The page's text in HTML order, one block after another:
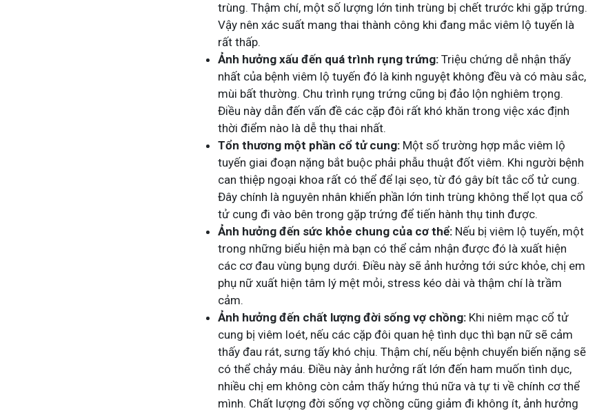
trùng. Thậm chí, một số lượng lớn tinh trùng bị chết trước khi gặp trứng.
Vậy nên xác suất mang thai thành công khi đang mắc viêm lộ tuyến là
rất thấp.
Ảnh hưởng xấu đến quá trình rụng trứng: Triệu chứng dễ nhận thấy
nhất của bệnh viêm lộ tuyến đó là kinh nguyệt không đều và có màu sắc,
mùi bất thường. Chu trình rụng trứng cũng bị đảo lộn nghiêm trọng.
Điều này dẫn đến vấn đề các cặp đôi rất khó khăn trong việc xác định
thời điểm nào là dễ thụ thai nhất.
Tổn thương một phần cổ tử cung: Một số trường hợp mắc viêm lộ
tuyến giai đoạn nặng bắt buộc phải phẫu thuật đốt viêm. Khi người bệnh
can thiệp ngoại khoa rất có thể để lại sẹo, từ đó gây bít tắc cổ tử cung.
Đây chính là nguyên nhân khiến phần lớn tinh trùng không thể lọt qua cổ
tử cung đi vào bên trong gặp trứng để tiến hành thụ tinh được.
Ảnh hưởng đến sức khỏe chung của cơ thể: Nếu bị viêm lộ tuyến, một
trong những biểu hiện mà bạn có thể cảm nhận được đó là xuất hiện
các cơ đau vùng bụng dưới. Điều này sẽ ảnh hưởng tới sức khỏe, chị em
phụ nữ xuất hiện tâm lý mệt mỏi, stress kéo dài và thậm chí là trầm
cảm.
Ảnh hưởng đến chất lượng đời sống vợ chồng: Khi niêm mạc cổ tử
cung bị viêm loét, nếu các cặp đôi quan hệ tình dục thì bạn nữ sẽ cảm
thấy đau rát, sưng tấy khó chịu. Thậm chí, nếu bệnh chuyển biến nặng sẽ
có thể chảy máu. Điều này ảnh hưởng rất lớn đến ham muốn tình dục,
nhiều chị em không còn cảm thấy hứng thú nữa và tự ti về chính cơ thể
mình. Chất lượng đời sống vợ chồng cũng giảm đi không ít, ảnh hưởng